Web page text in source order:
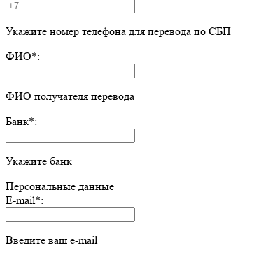
Укажите номер телефона для перевода по СБП
ФИО*:
ФИО получателя перевода
Банк*:
Укажите банк
Персональные данные
E-mail*:
Введите ваш e-mail